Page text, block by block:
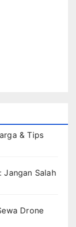
& Tips
Jangan Salah
Drone